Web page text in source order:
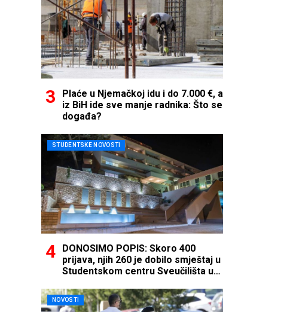
Plaće u Njemačkoj idu i do 7.000 €, a
iz BiH ide sve manje radnika: Što se
događa?
STUDENTSKE NOVOSTI
DONOSIMO POPIS: Skoro 400
prijava, njih 260 je dobilo smještaj u
Studentskom centru Sveučilišta u
NOVOSTI